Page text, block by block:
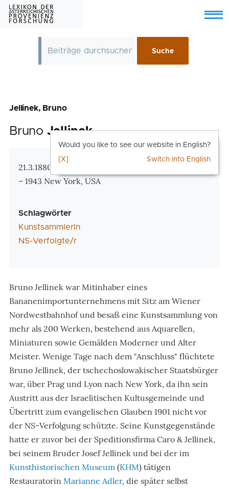
Skip to main content
Menu
Jellinek, Bruno
Bruno Jellinek
Zusatzinformationen
21.3.1880 Czerny Ostrow, Russland, heute Ukraine
– 1943 New York, USA
Schlagwörter
KunstsammlerIn
NS-Verfolgte/r
Bruno Jellinek war Mitinhaber eines
Bananenimportunternehmens mit Sitz am Wiener
Nordwestbahnhof und besaß eine Kunstsammlung von
mehr als 200 Werken, bestehend aus Aquarellen,
Miniaturen sowie Gemälden Moderner und Alter
Meister. Wenige Tage nach dem "Anschluss" flüchtete
Bruno Jellinek, der tschechoslowakischer Staatsbürger
war, über Prag und Lyon nach New York, da ihn sein
Austritt aus der Israelitischen Kultusgemeinde und
Übertritt zum evangelischen Glauben 1901 nicht vor
der NS-Verfolgung schützte. Seine Kunstgegenstände
hatte er zuvor bei der Speditionsfirma Caro & Jellinek,
bei seinem Bruder Josef Jellinek und bei der im
Kunsthistorischen Museum (KHM) tätigen
Restauratorin Marianne Adler, die später selbst
Would you like to see our website in English?
Switch into English
[X]